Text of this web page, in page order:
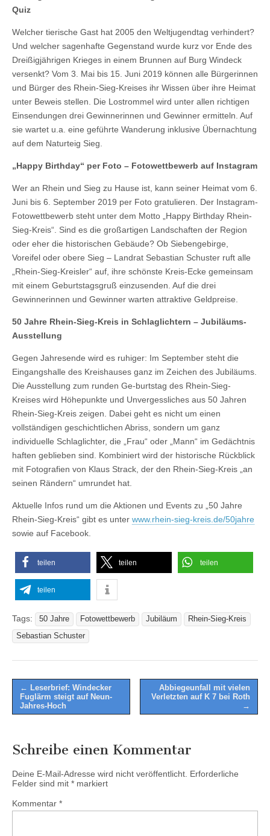
Quiz
Welcher tierische Gast hat 2005 den Weltjugendtag verhindert?
Und welcher sagenhafte Gegenstand wurde kurz vor Ende des
Dreißigjährigen Krieges in einem Brunnen auf Burg Windeck
versenkt? Vom 3. Mai bis 15. Juni 2019 können alle Bürgerinnen
und Bürger des Rhein-Sieg-Kreises ihr Wissen über ihre Heimat
unter Beweis stellen. Die Lostrommel wird unter allen richtigen
Einsendungen drei Gewinnerinnen und Gewinner ermitteln. Auf
sie wartet u.a. eine geführte Wanderung inklusive Übernachtung
auf dem Naturteig Sieg.
„Happy Birthday“ per Foto – Fotowettbewerb auf Instagram
Wer an Rhein und Sieg zu Hause ist, kann seiner Heimat vom 6.
Juni bis 6. September 2019 per Foto gratulieren. Der Instagram-
Fotowettbewerb steht unter dem Motto „Happy Birthday Rhein-
Sieg-Kreis“. Sind es die großartigen Landschaften der Region
oder eher die historischen Gebäude? Ob Siebengebirge,
Voreifel oder obere Sieg – Landrat Sebastian Schuster ruft alle
„Rhein-Sieg-Kreisler“ auf, ihre schönste Kreis-Ecke gemeinsam
mit einem Geburtstagsgruß einzusenden. Auf die drei
Gewinnerinnen und Gewinner warten attraktive Geldpreise.
50 Jahre Rhein-Sieg-Kreis in Schlaglichtern – Jubiläums-
Ausstellung
Gegen Jahresende wird es ruhiger: Im September steht die
Eingangshalle des Kreishauses ganz im Zeichen des Jubiläums.
Die Ausstellung zum runden Ge-burtstag des Rhein-Sieg-
Kreises wird Höhepunkte und Unvergessliches aus 50 Jahren
Rhein-Sieg-Kreis zeigen. Dabei geht es nicht um einen
vollständigen geschichtlichen Abriss, sondern um ganz
individuelle Schlaglichter, die „Frau“ oder „Mann“ im Gedächtnis
haften geblieben sind. Kombiniert wird der historische Rückblick
mit Fotografien von Klaus Strack, der den Rhein-Sieg-Kreis „an
seinen Rändern“ umrundet hat.
Aktuelle Infos rund um die Aktionen und Events zu „50 Jahre
Rhein-Sieg-Kreis“ gibt es unter www.rhein-sieg-kreis.de/50jahre
sowie auf Facebook.
teilen teilen teilen
teilen
Tags: 50 Jahre Fotowettbewerb Jubiläum
Rhein-Sieg-Kreis
Sebastian Schuster
Post
navigation
← Leserbrief: Windecker
Fuglärm steigt auf Neun-
Jahres-Hoch
Abbiegeunfall mit vielen
Verletzten auf K 7 bei Roth
→
Schreibe einen Kommentar
Deine E-Mail-Adresse wird nicht veröffentlicht. Erforderliche
Felder sind mit * markiert
Kommentar *